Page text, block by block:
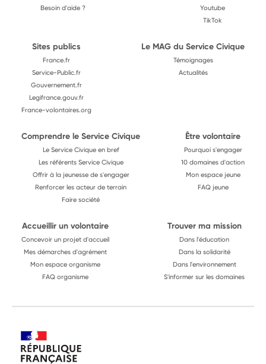
Besoin d'aide ?
Youtube
TikTok
Sites publics
France.fr
Service-Public.fr
Gouvernement.fr
Legifrance.gouv.fr
France-volontaires.org
Le MAG du Service Civique
Témoignages
Actualités
Comprendre le Service Civique
Le Service Civique en bref
Les référents Service Civique
Offrir à la jeunesse de s'engager
Renforcer les acteur de terrain
Faire société
Être volontaire
Pourquoi s'engager
10 domaines d'action
Mon espace jeune
FAQ jeune
Accueillir un volontaire
Concevoir un projet d'accueil
Mes démarches d'agrément
Mon espace organisme
FAQ organisme
Trouver ma mission
Dans l'éducation
Dans la solidarité
Dans l'environnement
S'informer sur les domaines